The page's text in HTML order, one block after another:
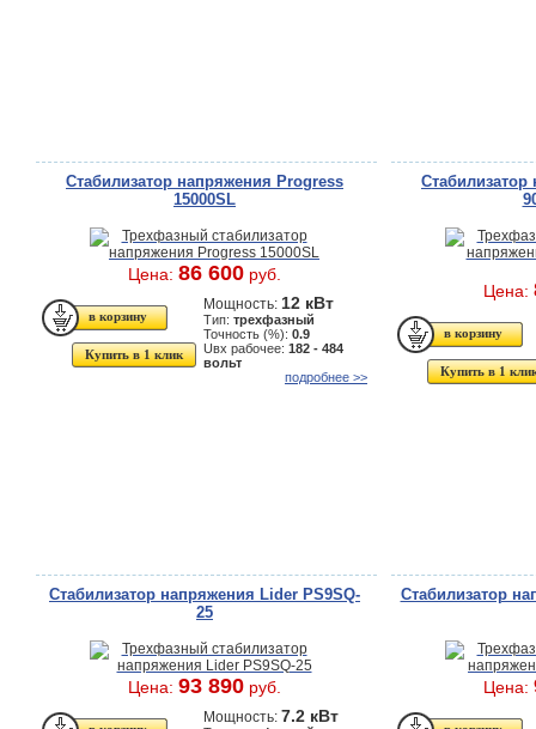
Стабилизатор напряжения Progress
15000SL
Цена: 86 600 руб.
Купить в 1 клик
Мощность: 12 кВт
Тип: трехфазный
Точность (%): 0.9
Uвх рабочее: 182 - 484
вольт
подробнее >>
Цена:
Купить в 1
Стабилизатор напряжения Lider PS9SQ-
25
Цена: 93 890 руб.
Мощность: 7.2 кВт
Стабилизатор
Цена: